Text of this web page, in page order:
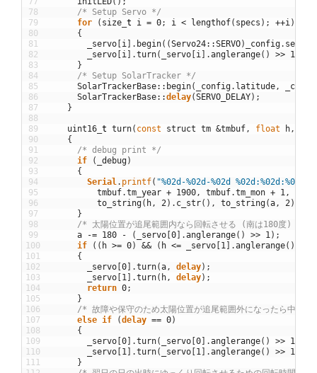
78
79
80
81
82
83
84
85
86
87
88
89
90
91
92
93
94
95
96
97
98
99
100
101
102
103
104
105
106
107
108
109
110
111
/* Setup Servo */
for
( size t i = 0; i < lengthof( specs ) ; ++i)
{
_servo i . begin( (Servo24::SERVO) _config. servo
_servo i .turn( _servo i .anglerange( ) >> 1
}
/* Setup SolarTracker */
SolarTrackerBase:: begin( _config. latitude,
SolarTrackerBase::delay(SERVO_DELAY) ;
}
uint16 t turn( const struct tm &tmbuf, float h,
{
/* debug print */
if
( _debug)
{
Serial. printf( "%02d-%02d-%02d
tmbuf.tm_year + 1900, tmbuf.tm_mon + 1,
to_string( h, 2) . c_str( ) , to_string(a, 2)
}
/* 太陽位置が追尾範囲内なら回転させる (南は180度) */
a
-= 180 - ( _servo 0 .anglerange( ) >> 1) ;
if
( ( h >= 0) && ( h <= _servo 1 .anglerange( )
{
_servo 0 .turn(a, delay) ;
_servo 1 .turn( h, delay) ;
return 0;
}
/* 故障や保守のため太陽位置が追尾範囲外になったら中立
else if (delay == 0)
{
_servo 0 .turn( _servo 0 .anglerange( ) >> 1
_servo 1 .turn( _servo 1 .anglerange( ) >> 1
}